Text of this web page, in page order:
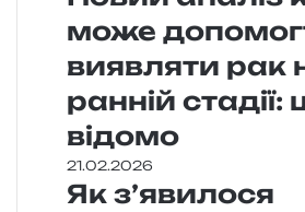
може
виявляти рак
ранній
відомо
21.02.2026
Як з’явилося